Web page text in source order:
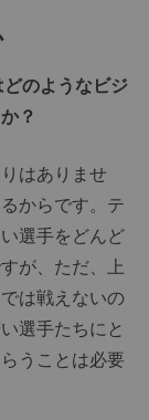
のようなビジ
？
はありませ
からです。テ
選手をどんど
が、ただ、上
は戦えないの
選手たちにと
うことは必要